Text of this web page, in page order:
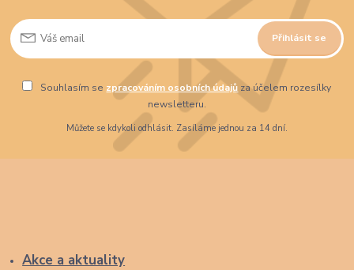
Přihlásit se
Souhlasím se zpracováním osobních údajů za účelem rozesílky
newsletteru.
Můžete se kdykoli odhlásit. Zasíláme jednou za 14 dní.
Akce a aktuality